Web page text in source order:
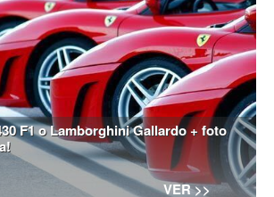
F1 o Lamborghini Gallardo + foto
VER >>